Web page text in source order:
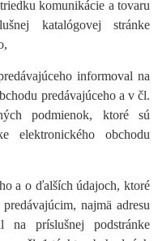
komunikácie a tovaru
katalógovej stránke
informoval na
predávajúceho a v čl.
podmienok, ktoré sú
elektronického obchodu
a o ďalších údajoch, ktoré
najmä adresu
na príslušnej podstránke